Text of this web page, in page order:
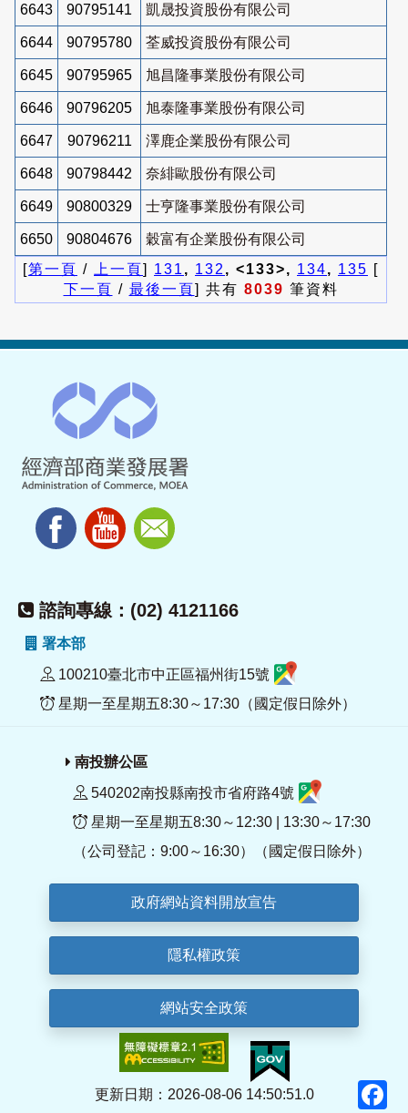
6643 90795141 凱晟投資股份有限公司
6644 90795780 荃威投資股份有限公司
6645 90795965 旭昌隆事業股份有限公司
6646 90796205 旭泰隆事業股份有限公司
6647 90796211 澤鹿企業股份有限公司
6648 90798442 奈緋歐股份有限公司
6649 90800329 士亨隆事業股份有限公司
6650 90804676
穀富有企業股份有限公司
[第一頁 / 上一頁] 131 , 132 , <133>, 134, 135 [
下一頁 / 最後一頁] 共有 8039 筆資料
諮詢專線：(02) 4121166
署本部
100210臺北市中正區福州街15號
星期一至星期五8:30～17:30（國定假日除外）
南投辦公區
540202南投縣南投市省府路4號
星期一至星期五8:30～12:30 | 13:30～17:30
（公司登記：9:00～16:30）（國定假日除外）
政府網站資料開放宣告
隱私權政策
網站安全政策
更新日期：2026-08-06 14:50:51.0